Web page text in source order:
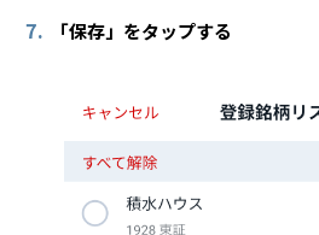
7. 「保存」をタップする